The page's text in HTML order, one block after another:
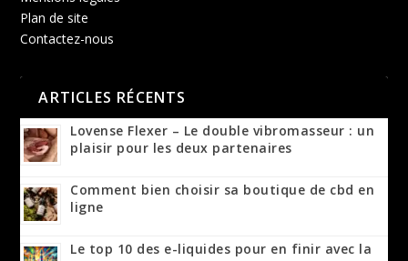
Plan de site
Contactez-nous
ARTICLES RÉCENTS
Lovense Flexer – Le double vibromasseur : un
plaisir pour les deux partenaires
Comment bien choisir sa boutique de cbd en
ligne
Le top 10 des e-liquides pour en finir avec la